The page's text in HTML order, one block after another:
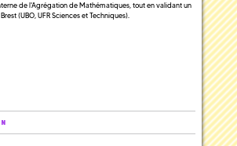
de l'Agrégation de Mathématiques, tout en validant un
(UBO, UFR Sciences et Techniques).